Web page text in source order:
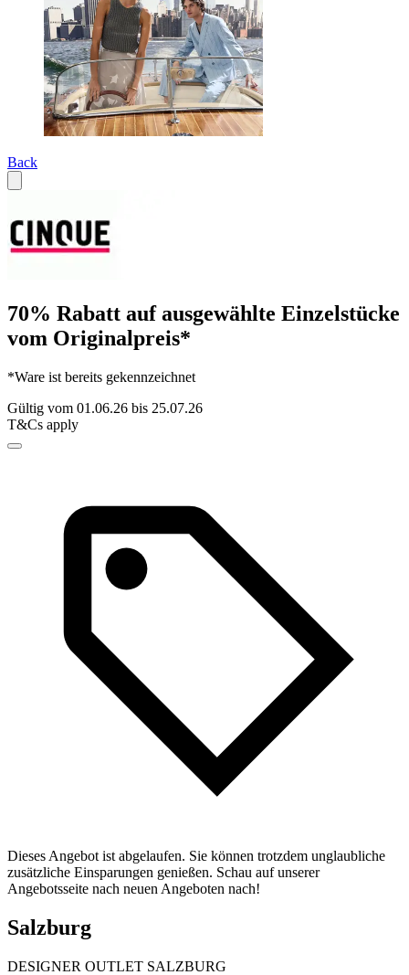
Back
70% Rabatt auf ausgewählte Einzelstücke
vom Originalpreis*
*Ware ist bereits gekennzeichnet
Gültig vom 01.06.26 bis 25.07.26
T&Cs apply
Dieses Angebot ist abgelaufen. Sie können trotzdem unglaubliche
zusätzliche Einsparungen genießen. Schau auf unserer
Angebotsseite nach neuen Angeboten nach!
Salzburg
DESIGNER OUTLET SALZBURG